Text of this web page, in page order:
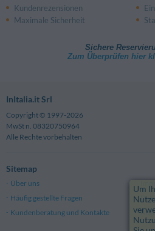
Kundenrezensionen
Maximale Sicherheit
Sichere
Zum Überprüfen hier
InItalia.it Srl
Copyright © 1997-2026
MwSt n. 08320750964
Alle Rechte vorbehalten
Sitemap
Über uns
Häufig gestellte Fragen
Kundenberatung und Kontakte
Um